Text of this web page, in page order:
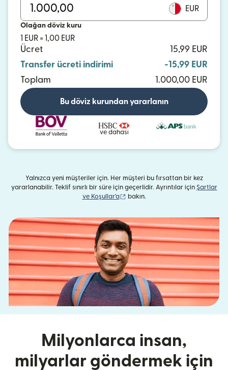
EUR
Olağan döviz kuru
1 EUR = 1,00 EUR
Ücret
15,99 EUR
Transfer ücreti indirimi
-15,99 EUR
Toplam
1.000,00 EUR
Bu döviz kurundan yararlanın
ve dahası
Yalnızca yeni müşteriler için. Her müşteri bu fırsattan bir kez
yararlanabilir. Teklif sınırlı bir süre için geçerlidir. Ayrıntılar için Şartlar
ve Koşullar'a
(yeni pencerede açılır)
bakın.
Milyonlarca insan,
milyarlar göndermek için